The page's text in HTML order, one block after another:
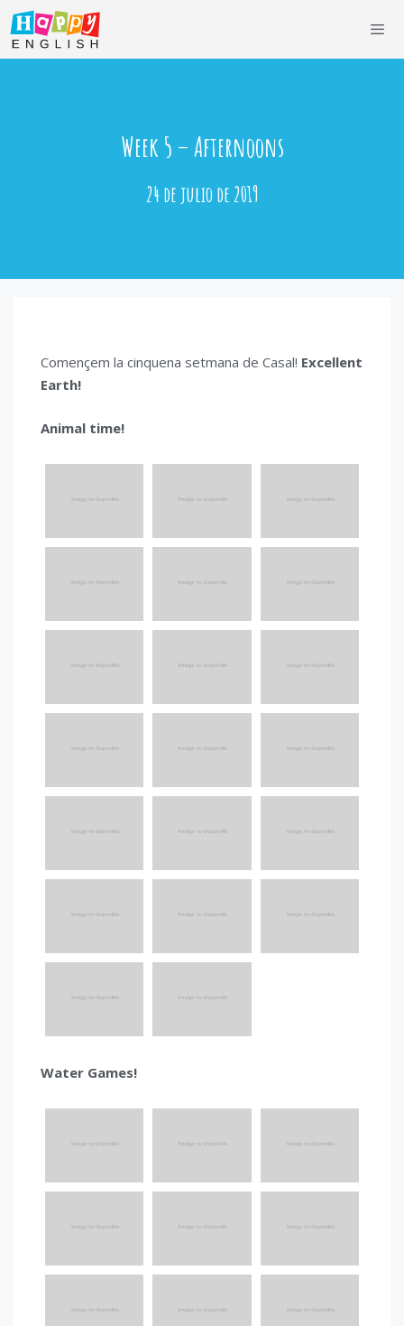
Saltar
contenido
Week 5 – Afternoons
24 de julio de 2019
Començem la cinquena setmana de Casal! Excellent
Earth!
Animal time!
Water Games!